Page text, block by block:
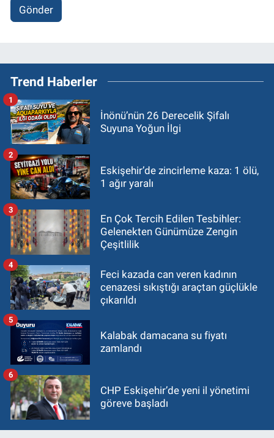
Gönder
Trend Haberler
İnönü’nün 26 Derecelik Şifalı
Suyuna Yoğun İlgi
1
Eskişehir’de zincirleme kaza: 1 ölü,
1 ağır yaralı
2
En Çok Tercih Edilen Tesbihler:
Gelenekten Günümüze Zengin
Çeşitlilik
3
Feci kazada can veren kadının
cenazesi sıkıştığı araçtan güçlükle
çıkarıldı
4
Kalabak damacana su fiyatı
zamlandı
5
CHP Eskişehir’de yeni il yönetimi
göreve başladı
6